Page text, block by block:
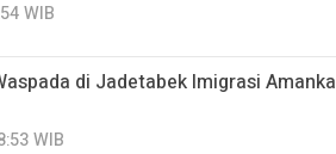
WIB
di Jadetabek Imigrasi
WIB